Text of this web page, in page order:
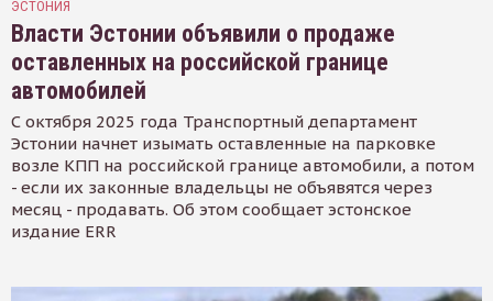
ЭСТОНИЯ
Власти Эстонии объявили о продаже
оставленных на российской границе
автомобилей
С октября 2025 года Транспортный департамент
Эстонии начнет изымать оставленные на парковке
возле КПП на российской границе автомобили, а потом
- если их законные владельцы не объявятся через
месяц - продавать. Об этом сообщает эстонское
издание ERR